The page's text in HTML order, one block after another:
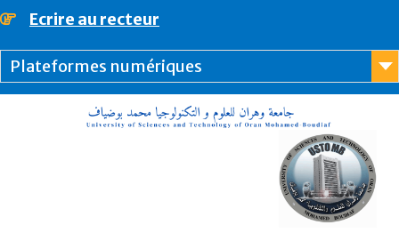
principal
Ecrire au recteur
Plateformes numériques